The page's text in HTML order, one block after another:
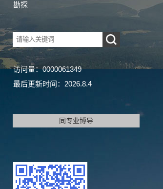
勘探
访问量：0000061349
最后更新时间： 2026.8.4
同专业博导